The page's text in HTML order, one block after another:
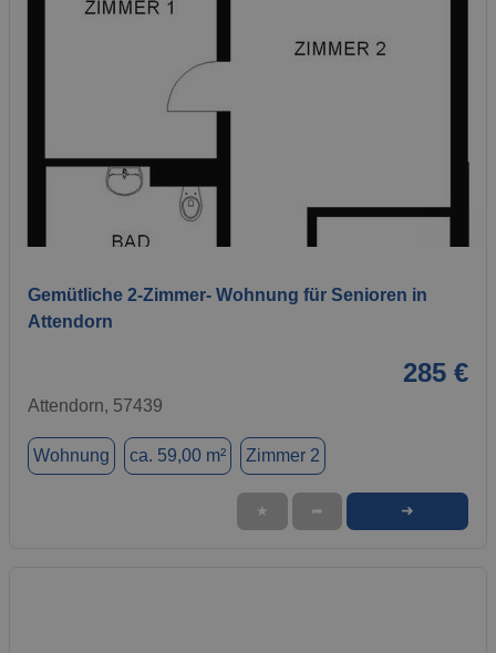
Gemütliche 2-Zimmer- Wohnung für Senioren in
Attendorn
285 €
Attendorn, 57439
Wohnung ca. 59,00 m² Zimmer 2
★ ➦ ➜